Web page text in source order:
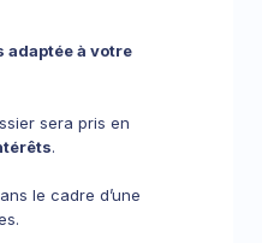
adaptée à votre
sera pris en
.
le cadre d’une